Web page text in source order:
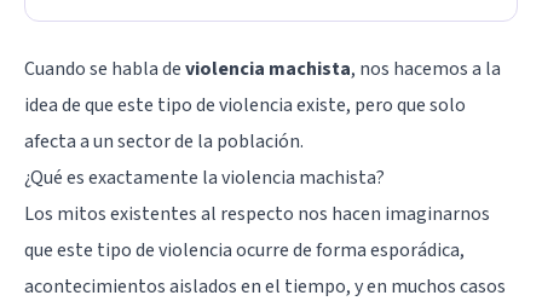
Cuando se habla deviolencia machista, nos hacemos a la
idea de que este tipo de violencia existe, pero que solo
afecta a un sector de la población.
¿Qué es exactamente la violencia machista?
Los mitos existentes al respecto nos hacen imaginarnos
que este tipo de violencia ocurre de forma esporádica,
acontecimientos aislados en el tiempo, y en muchos casos